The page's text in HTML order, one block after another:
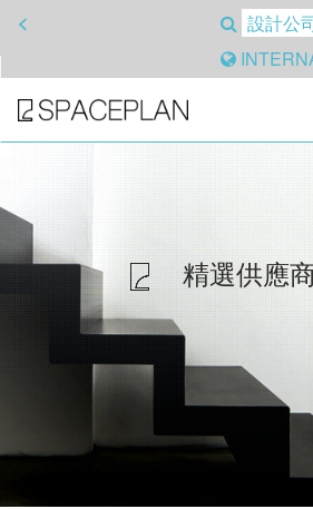
<
精選供應